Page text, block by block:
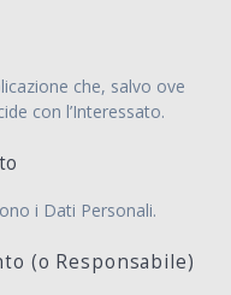
che, salvo ove
con l’Interessato.
i Dati Personali.
(o Responsabile)